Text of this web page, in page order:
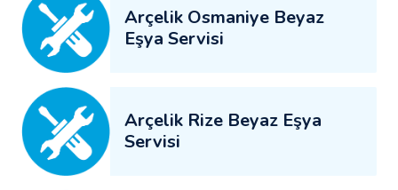
Arçelik Osmaniye Beyaz
Eşya Servisi
Arçelik Rize Beyaz Eşya
Servisi